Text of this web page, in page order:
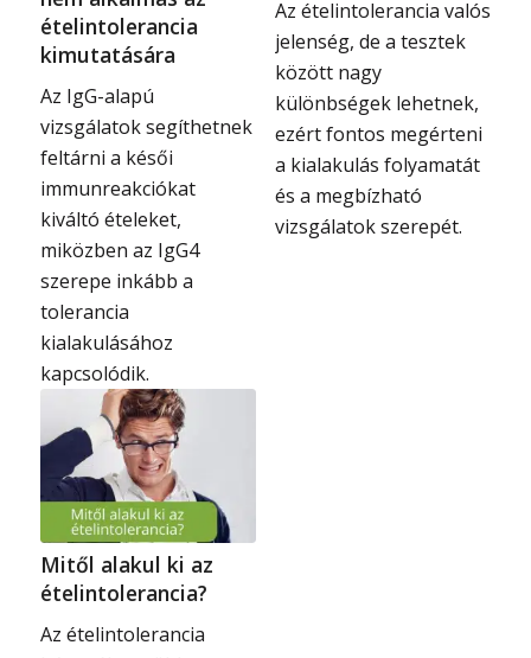
ételintolerancia
kimutatására
Az IgG-alapú
vizsgálatok segíthetnek
feltárni a késői
immunreakciókat
kiváltó ételeket,
miközben az IgG4
szerepe inkább a
tolerancia
kialakulásához
kapcsolódik.
Az ételintolerancia valós
jelenség, de a tesztek
között nagy
különbségek lehetnek,
ezért fontos megérteni
a kialakulás folyamatát
és a megbízható
vizsgálatok szerepét.
Mitől alakul ki az
ételintolerancia?
Az ételintolerancia